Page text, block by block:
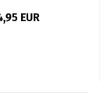
EUR